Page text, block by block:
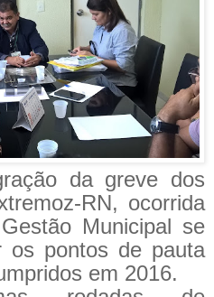
da greve dos
RN, ocorrida
Municipal se
os pontos de pauta
em 2016.